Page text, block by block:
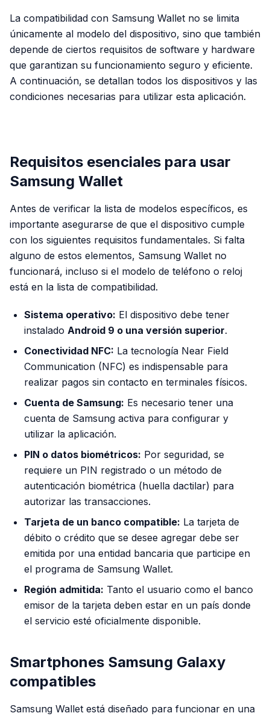
La compatibilidad con Samsung Wallet no se limita
únicamente al modelo del dispositivo, sino que también
depende de ciertos requisitos de software y hardware
que garantizan su funcionamiento seguro y eficiente.
A continuación, se detallan todos los dispositivos y las
condiciones necesarias para utilizar esta aplicación.
Requisitos esenciales para usar
Samsung Wallet
Antes de verificar la lista de modelos específicos, es
importante asegurarse de que el dispositivo cumple
con los siguientes requisitos fundamentales. Si falta
alguno de estos elementos, Samsung Wallet no
funcionará, incluso si el modelo de teléfono o reloj
está en la lista de compatibilidad.
Sistema operativo: El dispositivo debe tener
instalado Android 9 o una versión superior.
Conectividad NFC: La tecnología Near Field
Communication (NFC) es indispensable para
realizar pagos sin contacto en terminales físicos.
Cuenta de Samsung: Es necesario tener una
cuenta de Samsung activa para configurar y
utilizar la aplicación.
PIN o datos biométricos: Por seguridad, se
requiere un PIN registrado o un método de
autenticación biométrica (huella dactilar) para
autorizar las transacciones.
Tarjeta de un banco compatible: La tarjeta de
débito o crédito que se desee agregar debe ser
emitida por una entidad bancaria que participe en
el programa de Samsung Wallet.
Región admitida: Tanto el usuario como el banco
emisor de la tarjeta deben estar en un país donde
el servicio esté oficialmente disponible.
Smartphones Samsung Galaxy
compatibles
Samsung Wallet está diseñado para funcionar en una